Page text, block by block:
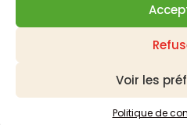
Voir les
Politique de
Les derniers produits mis en
Suivi de vos commandes